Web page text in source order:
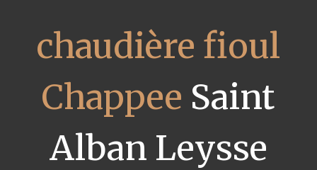
chaudière fioul
Chappee Saint
Alban Leysse